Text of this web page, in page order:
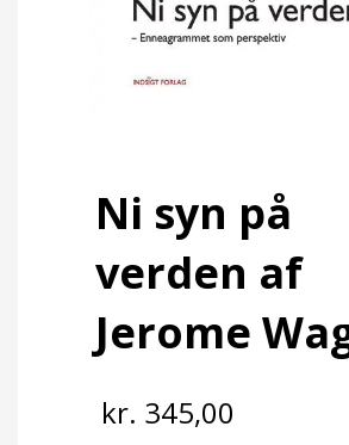
Ni syn på
verden af
Jerome
kr. 345,00